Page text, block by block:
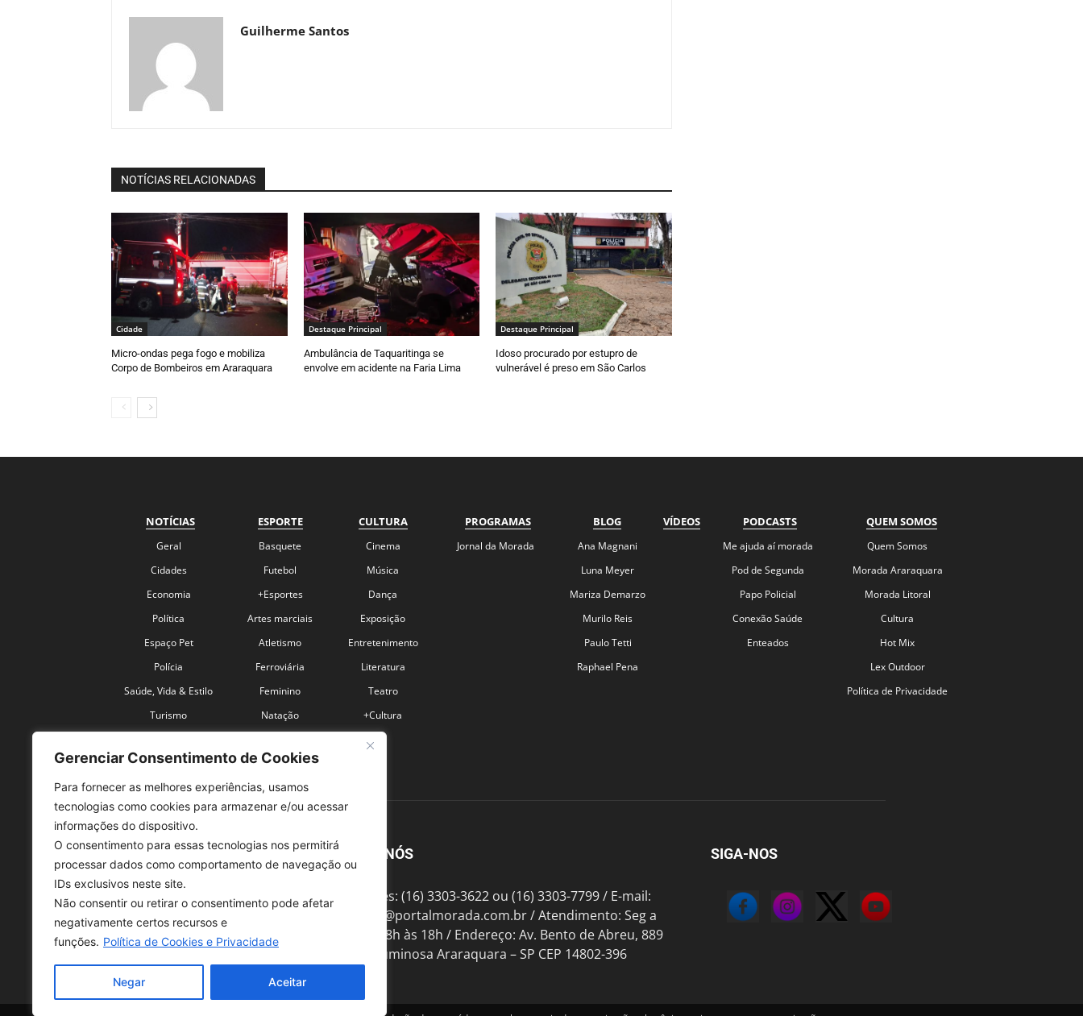
Gerenciar Consentimento de Cookies
Para fornecer as melhores experiências, usamos
tecnologias como cookies para armazenar e/ou acessar
informações do dispositivo.
O consentimento para essas tecnologias nos permitirá
processar dados como comportamento de navegação ou
IDs exclusivos neste site.
Não consentir ou retirar o consentimento pode afetar
negativamente certos recursos e
funções. Política de Cookies e Privacidade
Negar Aceitar
Guilherme Santos
NOTÍCIAS RELACIONADAS
Cidade
Micro-ondas pega fogo e mobiliza
Corpo de Bombeiros em Araraquara
Destaque Principal
Ambulância de Taquaritinga se
envolve em acidente na Faria Lima
Destaque Principal
Idoso procurado por estupro de
vulnerável é preso em São Carlos
NOTÍCIAS
Geral
Cidades
Economia
Política
Espaço Pet
Polícia
Saúde, Vida & Estilo
Turismo
ESPORTE
Basquete
Futebol
+Esportes
Artes marciais
Atletismo
Ferroviária
Feminino
Natação
CULTURA
Cinema
Música
Dança
Exposição
Entretenimento
Literatura
Teatro
+Cultura
PROGRAMAS
Jornal da Morada
BLOG
Ana Magnani
Luna Meyer
Mariza Demarzo
Murilo Reis
Paulo Tetti
Raphael Pena
VÍDEOS PODCASTS
Me ajuda aí morada
Pod de Segunda
Papo Policial
Conexão Saúde
Enteados
QUEM SOMOS
Quem Somos
Morada Araraquara
Morada Litoral
Cultura
Hot Mix
Lex Outdoor
Política de Privacidade
SOBRE NÓS
Telefones: (16) 3303-3622 ou (16) 3303-7799 / E-mail:
contato@portalmorada.com.br/ Atendimento: Seg a
Sex das 8h às 18h / Endereço: Av. Bento de Abreu, 889
Fonte Luminosa Araraquara – SP CEP 14802-396
SIGA-NOS